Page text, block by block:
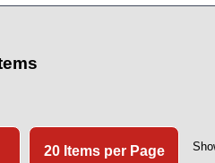
20 Items per Page